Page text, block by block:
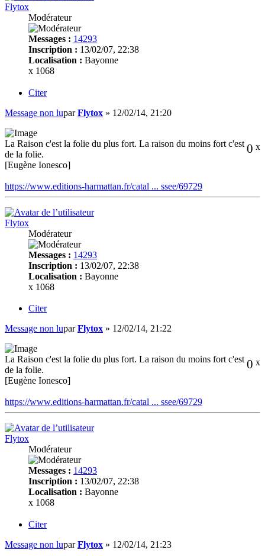
Flytox
Modérateur
Messages : 14293
Inscription : 13/02/07, 22:38
Localisation : Bayonne
x 1068
Citer
Message non luparFlytox » 12/02/14, 21:20
0 x
La Raison c'est la folie du plus fort. La raison du moins fort c'est
de la folie.
[Eugène Ionesco]
https://www.editions-harmattan.fr/catal ... ssee/69729
Flytox
Modérateur
Messages : 14293
Inscription : 13/02/07, 22:38
Localisation : Bayonne
x 1068
Citer
Message non luparFlytox » 12/02/14, 21:22
0 x
La Raison c'est la folie du plus fort. La raison du moins fort c'est
de la folie.
[Eugène Ionesco]
https://www.editions-harmattan.fr/catal ... ssee/69729
Flytox
Modérateur
Messages : 14293
Inscription : 13/02/07, 22:38
Localisation : Bayonne
x 1068
Citer
Message non luparFlytox » 12/02/14, 21:23